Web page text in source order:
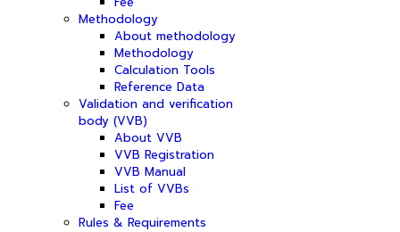
Methodology
About methodology
Methodology
Calculation Tools
Reference Data
Validation and verification
body (VVB)
About VVB
VVB Registration
VVB Manual
List of VVBs
Fee
Rules & Requirements